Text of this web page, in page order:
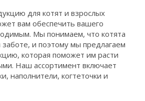
для котят и взрослых
вам обеспечить вашего
Мы понимаем, что котята
и поэтому мы предлагаем
которая поможет им расти
Наш ассортимент включает
наполнители, когтеточки и